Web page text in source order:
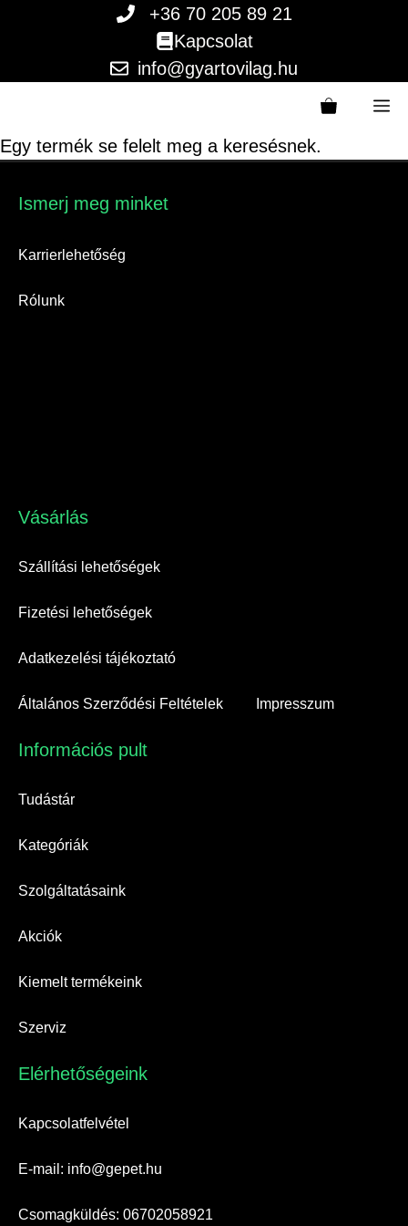
+36 70 205 89 21
Kapcsolat
info@gyartovilag.hu
Egy termék se felelt meg a keresésnek.
Ismerj meg minket​
Karrierlehetőség
Rólunk
Vásárlás​
Szállítási lehetőségek
Fizetési lehetőségek
Adatkezelési tájékoztató
Általános Szerződési Feltételek Impresszum
Információs pult​
Tudástár
Kategóriák
Szolgáltatásaink
Akciók
Kiemelt termékeink
Szerviz
Elérhetőségeink​
Kapcsolatfelvétel
E-mail: info@gepet.hu
Csomagküldés: 06702058921